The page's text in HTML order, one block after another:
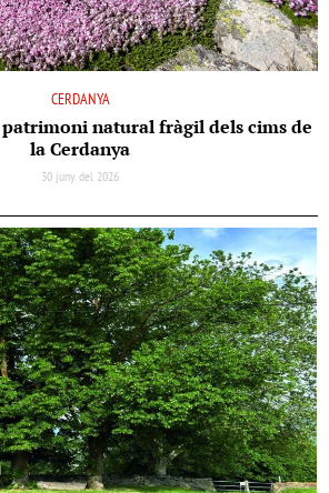
CERDANYA
natural fràgil dels cims de
la Cerdanya
30 juny del 2026